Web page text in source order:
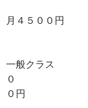
月４５００円
一般クラス ：
０
０円